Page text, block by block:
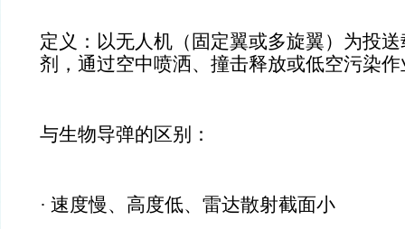
定义：以无人机（固定翼或多旋翼）为投
剂，通过空中喷洒、撞击释放或低空污染
与生物导弹的区别：
· 速度慢、高度低、雷达散射截面小